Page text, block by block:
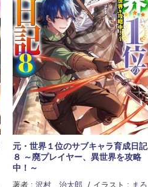
元・世界１位のサブキャラ育成日記
８ ～廃プレイヤー、異世界を攻略
中！～
著者 : 沢村 治太郎 イラスト : まろ